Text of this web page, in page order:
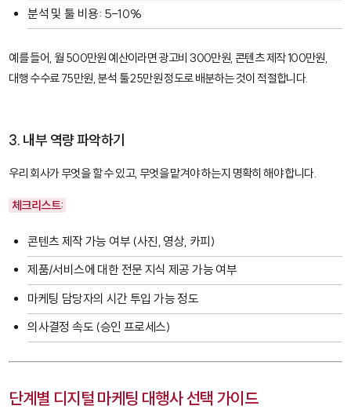
분석 및 툴 비용: 5-10%
예를 들어, 월 500만원 예산이라면 광고비 300만원, 콘텐츠 제작 100만원,
대행 수수료 75만원, 분석 툴 25만원 정도로 배분하는 것이 적절합니다.
3. 내부 역량 파악하기
우리 회사가 무엇을 할 수 있고, 무엇을 맡겨야 하는지 명확히 해야 합니다.
체크리스트:
콘텐츠 제작 가능 여부 (사진, 영상, 카피)
제품/서비스에 대한 전문 지식 제공 가능 여부
마케팅 담당자의 시간 투입 가능 정도
의사결정 속도 (승인 프로세스)
단계별 디지털 마케팅 대행사 선택 가이드